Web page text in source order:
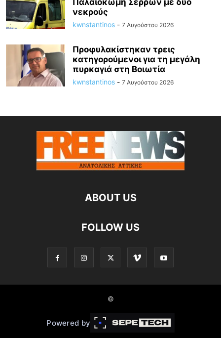
Παλαιοκώμη Σερρών με δύο
νεκρούς
kwnstantinos - 7 Αυγούστου 2026
Προφυλακίστηκαν τρεις
κατηγορούμενοι για τη μεγάλη
πυρκαγιά στη Βοιωτία
kwnstantinos - 7 Αυγούστου 2026
ABOUT US
FOLLOW US
©
Powered by